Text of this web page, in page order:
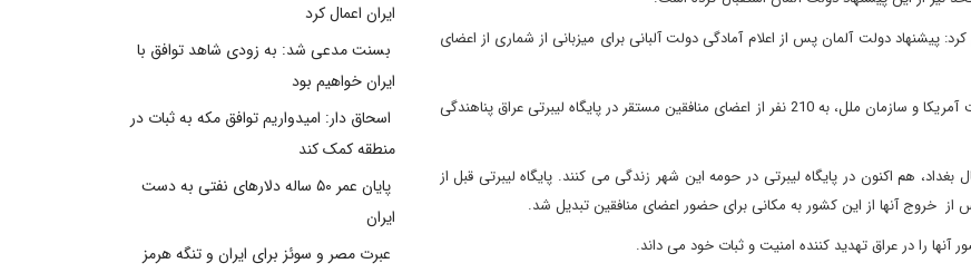
پیشنهاد دولت آلمان پس از اعلام آمادگی دولت آلبانی برای میزبانی از شماری از اعضای
دولت آلبانی در اسفند 1391 اعلام آمادگی کرده بود در پاسخ به درخواست آمریکا و سازمان ملل، به 210 نفر از اعضای منافقین مستقر در پایگاه لیبرتی عراق پناهندگی
هم اکنون در پایگاه لیبرتی در حومه این شهر زندگی می کنند. پایگاه لیبرتی قبل از
از خروج آنها از این کشور به مکانی برای حضور اعضای منافقین تبدیل شد.
را در عراق تهدید کننده امنیت و ثبات خود می داند.
ایران اعمال کرد
بسنت مدعی شد: به زودی شاهد توافق با
ایران خواهیم بود
اسحاق دار: امیدواریم توافق مکه به ثبات در
منطقه کمک کند
پایان عمر ۵۰ ساله دلارهای نفتی به دست
ایران
عبرت مصر و سوئز برای ایران و تنگه هرمز